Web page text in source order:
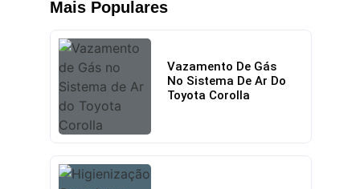
Mais Populares
Vazamento De Gás
No Sistema De Ar Do
Toyota Corolla